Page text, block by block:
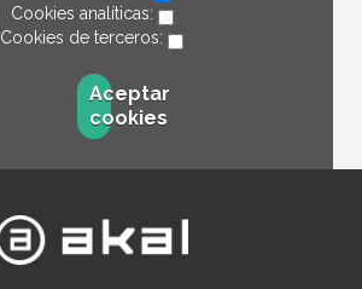
Cookies analíticas:
Cookies de terceros:
Aceptar
cookies